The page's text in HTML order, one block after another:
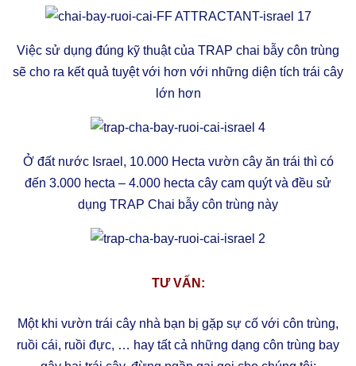
Việc sử dụng đúng kỹ thuật của TRAP chai bẫy côn trùng
sẽ cho ra kết quả tuyệt với hơn với những diện tích trái cây
lớn hơn
Ở đất nước Israel, 10.000 Hecta vườn cây ăn trái thì có
đến 3.000 hecta – 4.000 hecta cây cam quýt và đều sử
dụng TRAP Chai bẫy côn trùng này
TƯ VẤN:
Một khi vườn trái cây nhà bạn bị gặp sự cố với côn trùng,
ruồi cái, ruồi đực, … hay tất cả những dạng côn trùng bay